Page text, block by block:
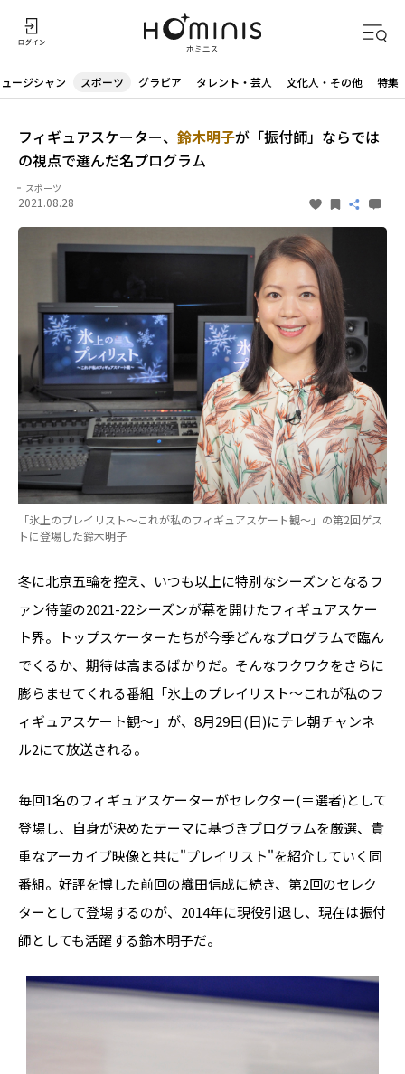
ージシャン スポーツ グラビア タレント・芸人 文化人・その他 特集
フィギュアスケーター、 鈴木明子が「振付師」ならでは
の視点で選んだ名プログラム
スポーツ
2021.08.28
「氷上のプレイリスト～これが私のフィギュアスケート観～」の第2回ゲス
トに登場した鈴木明子
冬に北京五輪を控え、いつも以上に特別なシーズンとなるフ
ァン待望の2021-22シーズンが幕を開けたフィギュアスケー
ト界。トップスケーターたちが今季どんなプログラムで臨ん
でくるか、期待は高まるばかりだ。そんなワクワクをさらに
膨らませてくれる番組「氷上のプレイリスト～これが私のフ
ィギュアスケート観～」が、8月29日(日)にテレ朝チャンネ
ル2にて放送される。
毎回1名のフィギュアスケーターがセレクター(＝選者)として
登場し、自身が決めたテーマに基づきプログラムを厳選、貴
重なアーカイブ映像と共に"プレイリスト"を紹介していく同
番組。好評を博した前回の織田信成に続き、第2回のセレク
ターとして登場するのが、2014年に現役引退し、現在は振付
師としても活躍する鈴木明子だ。